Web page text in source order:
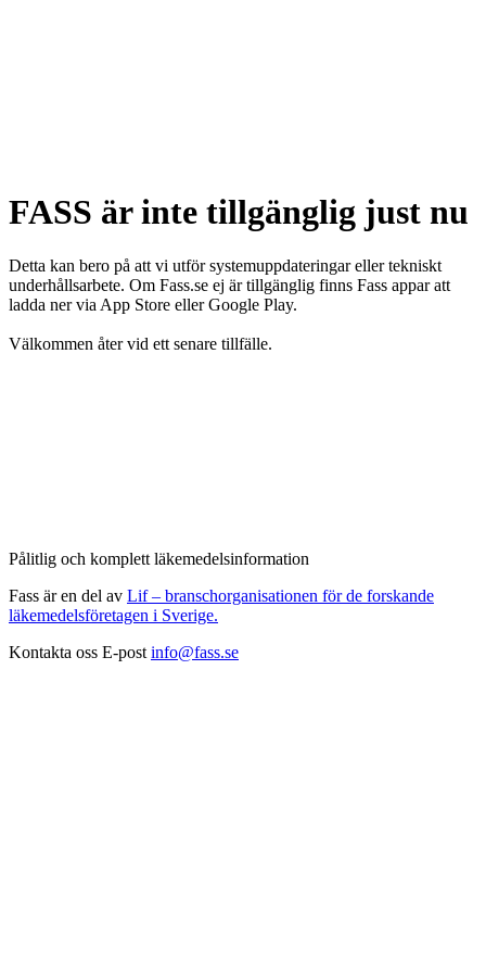
FASS är inte tillgänglig just nu
Detta kan bero på att vi utför systemuppdateringar eller tekniskt
underhållsarbete. Om Fass.se ej är tillgänglig finns Fass appar att
ladda ner via App Store eller Google Play.
Välkommen åter vid ett senare tillfälle.
Pålitlig och komplett läkemedelsinformation
Fass är en del av Lif – branschorganisationen för de forskande
läkemedelsföretagen i Sverige.
Kontakta oss E-post info@fass.se